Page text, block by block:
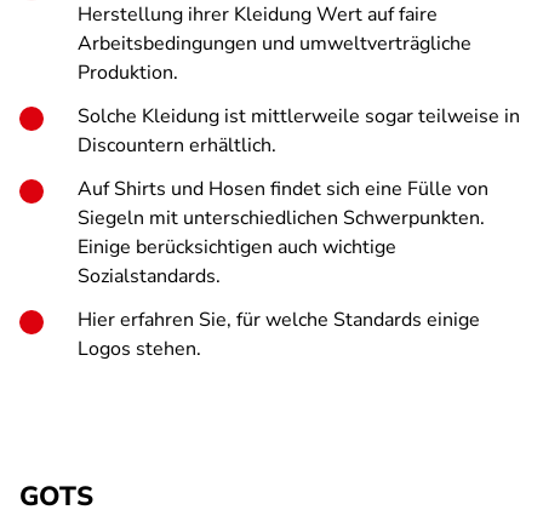
Herstellung ihrer Kleidung Wert auf faire
Arbeitsbedingungen und umweltverträgliche
Produktion.
Solche Kleidung ist mittlerweile sogar teilweise in
Discountern erhältlich.
Auf Shirts und Hosen findet sich eine Fülle von
Siegeln mit unterschiedlichen Schwerpunkten.
Einige berücksichtigen auch wichtige
Sozialstandards.
Hier erfahren Sie, für welche Standards einige
Logos stehen.
GOTS